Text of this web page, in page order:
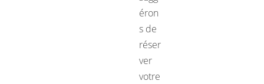
éron
s de
réser
ver
votre